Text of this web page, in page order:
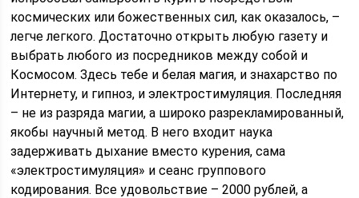
космических или божественных сил, как оказалось, –
легче легкого. Достаточно открыть любую газету и
выбрать любого из посредников между собой и
Космосом. Здесь тебе и белая магия, и знахарство по
Интернету, и гипноз, и электростимуляция. Последняя
– не из разряда магии, а широко разрекламированный,
якобы научный метод. В него входит наука
задерживать дыхание вместо курения, сама
«электростимуляция» и сеанс группового
кодирования. Все удовольствие – 2000 рублей, а